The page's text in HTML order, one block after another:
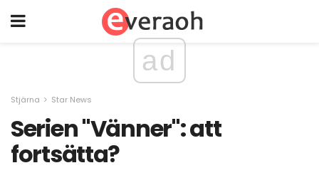
ad
Stjärna Star News
Serien "Vänner": att
fortsätta?